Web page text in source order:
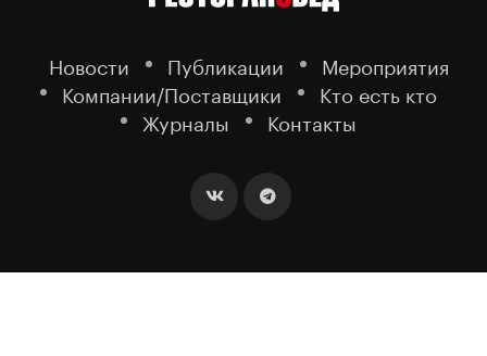
Новости Публикации
Мероприятия
Компании/Поставщики
Кто есть кто
Журналы
Контакты